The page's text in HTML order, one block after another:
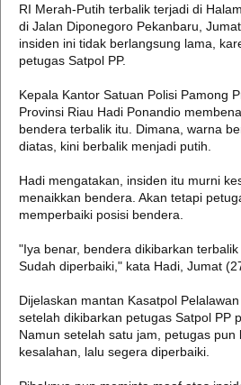
RI Merah-Putih terbalik terjadi di
di Jalan Diponegoro Pekanbaru,
insiden ini tidak berlangsung lama,
petugas Satpol PP.
Kepala Kantor Satuan Polisi Pamong
Provinsi Riau Hadi Ponandio
bendera terbalik itu. Dimana, warna
diatas, kini berbalik menjadi putih.
Hadi mengatakan, insiden itu murni
menaikkan bendera. Akan tetapi
memperbaiki posisi bendera.
"Iya benar, bendera dikibarkan terbalik
Sudah diperbaiki," kata Hadi, Jumat
Dijelaskan mantan Kasatpol
setelah dikibarkan petugas Satpol PP
Namun setelah satu jam, petugas pun
kesalahan, lalu segera diperbaiki.